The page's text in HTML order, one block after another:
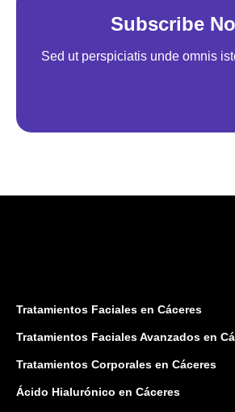
Subscribe
Sed ut perspiciatis unde omnis
Tratamientos Faciales en Cáceres
Tratamientos Faciales Avanzados en
Tratamientos Corporales en Cáceres
Ácido Hialurónico en Cáceres